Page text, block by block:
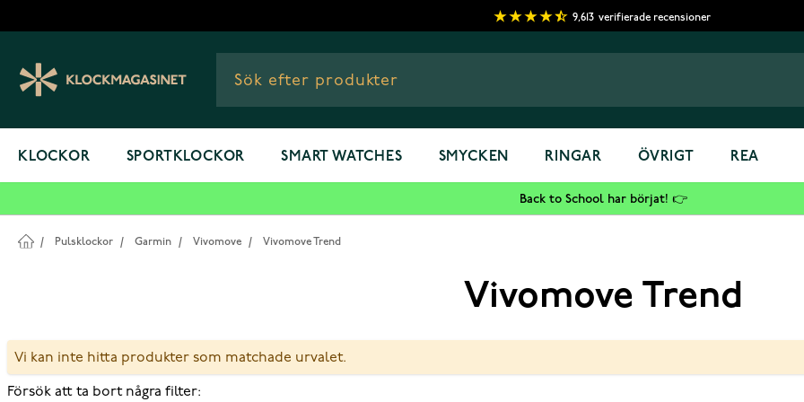
9,613 verifierade recensioner
KLOCKOR SPORTKLOCKOR SMART WATCHES SMYCKEN RINGAR ÖVRIGT REA
Back to School har börjat! 👉
/ Pulsklockor / Garmin / Vivomove / Vivomove Trend
Vivomove Trend
Vi kan inte hitta produkter som matchade urvalet.
Försök att ta bort några filter: